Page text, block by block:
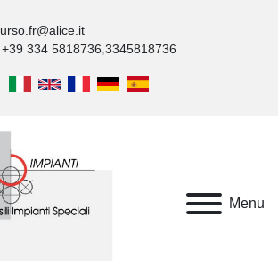
urso.fr@alice.it
+39 334 5818736 3345818736
Menu